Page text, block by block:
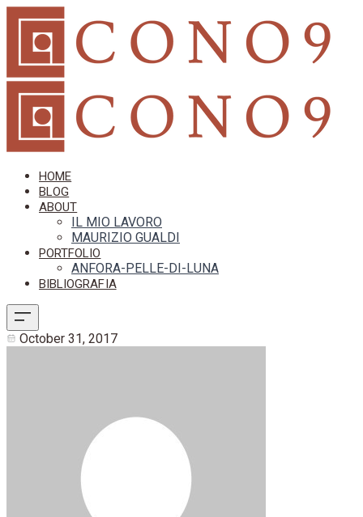
HOME
BLOG
ABOUT
IL MIO LAVORO
MAURIZIO GUALDI
PORTFOLIO
ANFORA-PELLE-DI-LUNA
BIBLIOGRAFIA
October 31, 2017